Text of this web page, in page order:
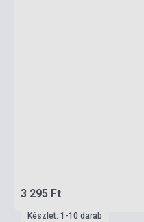
3 295 Ft
Készlet: 1-10 darab